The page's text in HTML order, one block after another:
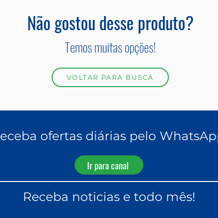
Não gostou desse produto?
Temos muitas opções!
VOLTAR PARA BUSCA
Receba noticias e todo mês!
Ir para canal
ofertas diárias pelo